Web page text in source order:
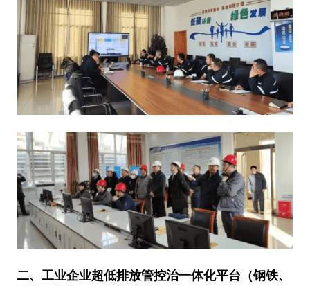
二、工业企业超低排放管控治一体化平台（钢铁、